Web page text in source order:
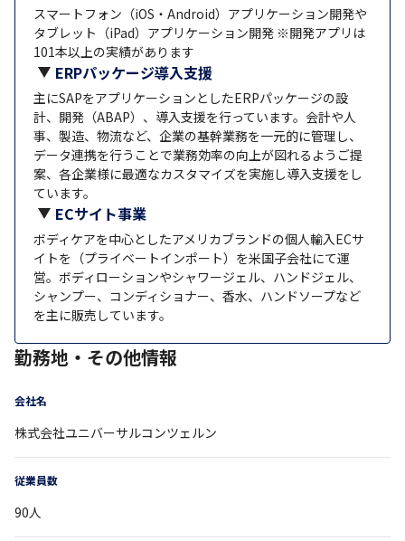
スマートフォン（iOS・Android）アプリケーション開発や
タブレット（iPad）アプリケーション開発 ※開発アプリは
101本以上の実績があります
ERPパッケージ導入支援
主にSAPをアプリケーションとしたERPパッケージの設
計、開発（ABAP）、導入支援を行っています。会計や人
事、製造、物流など、企業の基幹業務を一元的に管理し、
データ連携を行うことで業務効率の向上が図れるようご提
案、各企業様に最適なカスタマイズを実施し導入支援をし
ています。
ECサイト事業
ボディケアを中心としたアメリカブランドの個人輸入ECサ
イトを（プライベートインポート）を米国子会社にて運
営。ボディローションやシャワージェル、ハンドジェル、
シャンプー、コンディショナー、香水、ハンドソープなど
を主に販売しています。
勤務地・その他情報
会社名
株式会社ユニバーサルコンツェルン
従業員数
90人